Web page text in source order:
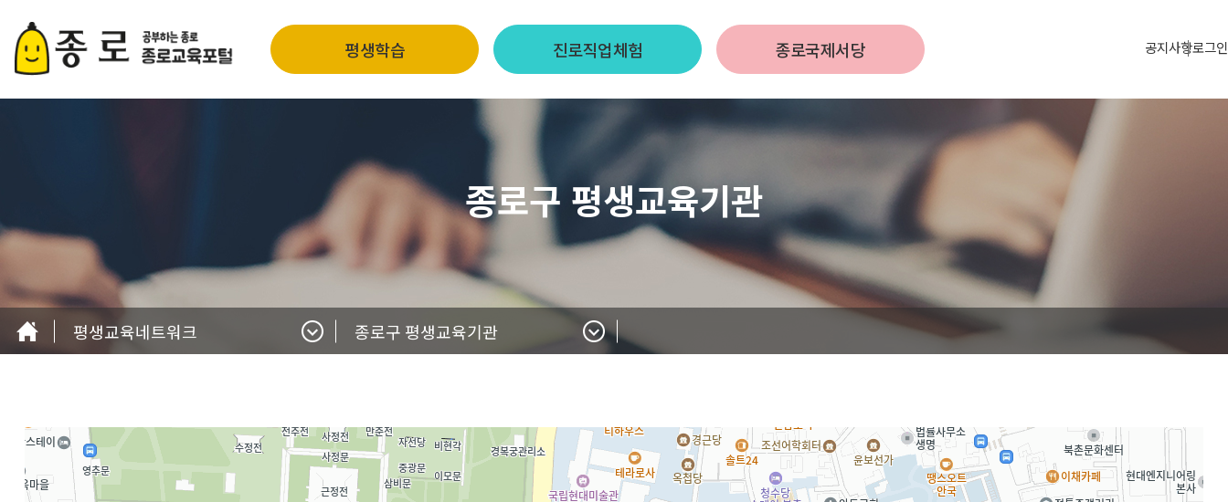
평생학습 진로직업체험 종로국제서당 공지사항로그인
종로구 평생교육기관
평생교육네트워크 종로구 평생교육기관